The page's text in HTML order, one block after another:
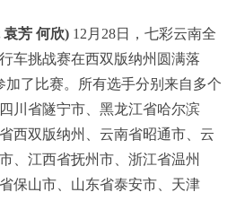
袁芳 何欣) 12月28日，七彩云南全
车挑战赛在西双版纳州圆满落
了比赛。所有选手分别来自多个
川省隧宁市、黑龙江省哈尔滨
西双版纳州、云南省昭通市、云
、江西省抚州市、浙江省温州
保山市、山东省泰安市、天津